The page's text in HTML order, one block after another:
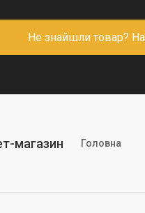
Не знайшли товар?
магазин Головна